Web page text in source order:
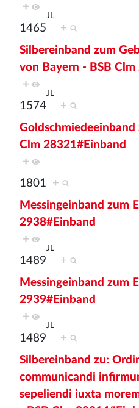
+
1465
JL
+
Silbereinband zum
von Bayern - BSB
+
1574
JL
+
Goldschmiedeeinband
Clm 28321#Einband
+
1801 +
Messingeinband zum
2938#Einband
+
1489
JL
+
Messingeinband zum
2939#Einband
+
1489
JL
+
Silbereinband zu:
communicandi
sepeliendi iuxta